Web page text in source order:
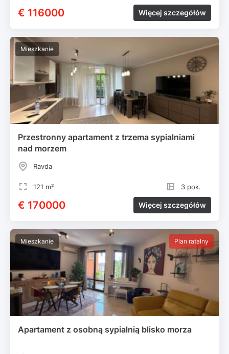
€ 116000 Więcej szczegółów
Mieszkanie
Przestronny apartament z trzema sypialniami
nad morzem
Ravda
121 m² 3 pok.
€ 170000 Więcej szczegółów
Mieszkanie Plan ratalny
Apartament z osobną sypialnią blisko morza